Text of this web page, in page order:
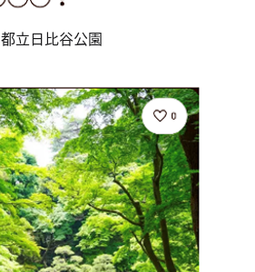
都立日比谷公園